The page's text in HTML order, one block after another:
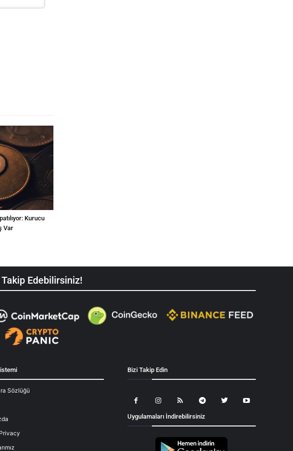
Kurucu
Var
Edebilirsiniz!
Sözlüğü
Bizi Takip Edin
Uygulamaları İndirebilirsiniz